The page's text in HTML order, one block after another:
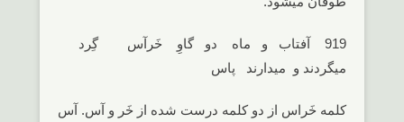
919 آفتاب و ماه دو گاوِ خَرآس گِرد
میگردند و میدارند پاس
کلمه خَراس از دو کلمه درست شده از خَر و آس. آس